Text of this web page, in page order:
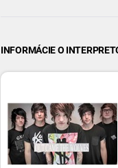
INFORMÁCIE O